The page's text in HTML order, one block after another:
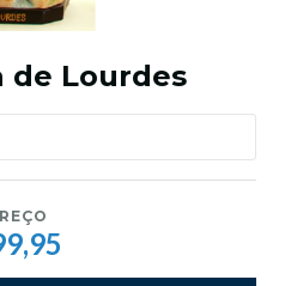
de Lourdes